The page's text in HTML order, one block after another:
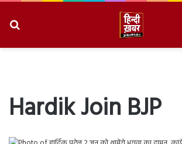
Hardik Join BJP